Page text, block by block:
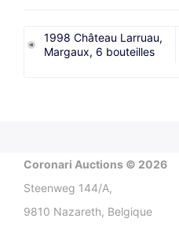
1998 Château Larruau,
Margaux, 6 bouteilles
Coronari Auctions © 2026
Steenweg 144/A,
9810 Nazareth, Belgique